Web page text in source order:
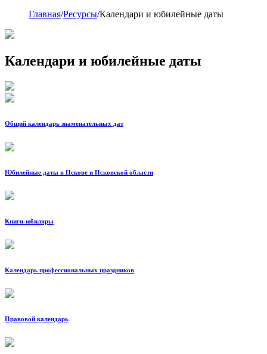
Главная/Ресурсы/Календари и юбилейные даты
Календари и юбилейные даты
Общий календарь знаменательных дат
Юбилейные даты в Пскове и Псковской области
Книги-юбиляры
Календарь профессиональных праздников
Правовой календарь